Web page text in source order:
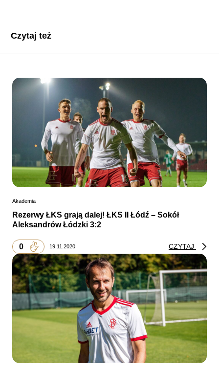
Czytaj też
Akademia
Rezerwy ŁKS grają dalej! ŁKS II Łódź – Sokół
Aleksandrów Łódzki 3:2
0 19.11.2020 CZYTAJ